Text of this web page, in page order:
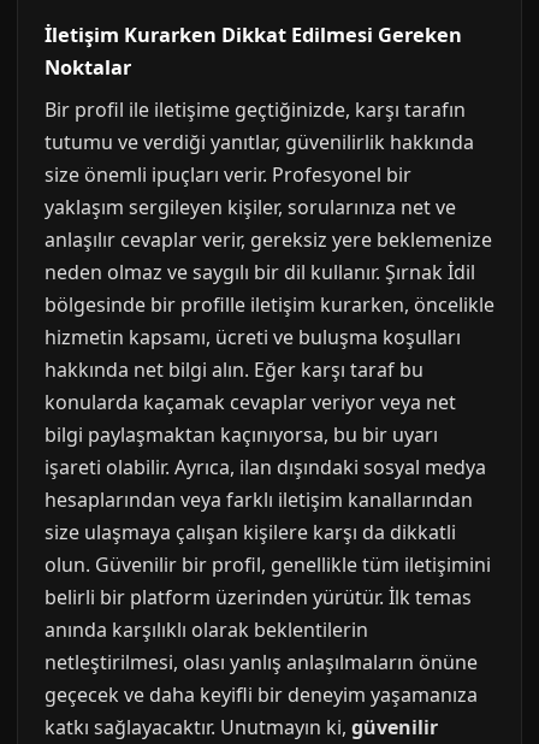
İletişim Kurarken Dikkat Edilmesi Gereken
Noktalar
Bir profil ile iletişime geçtiğinizde, karşı tarafın
tutumu ve verdiği yanıtlar, güvenilirlik hakkında
size önemli ipuçları verir. Profesyonel bir
yaklaşım sergileyen kişiler, sorularınıza net ve
anlaşılır cevaplar verir, gereksiz yere beklemenize
neden olmaz ve saygılı bir dil kullanır. Şırnak İdil
bölgesinde bir profille iletişim kurarken, öncelikle
hizmetin kapsamı, ücreti ve buluşma koşulları
hakkında net bilgi alın. Eğer karşı taraf bu
konularda kaçamak cevaplar veriyor veya net
bilgi paylaşmaktan kaçınıyorsa, bu bir uyarı
işareti olabilir. Ayrıca, ilan dışındaki sosyal medya
hesaplarından veya farklı iletişim kanallarından
size ulaşmaya çalışan kişilere karşı da dikkatli
olun. Güvenilir bir profil, genellikle tüm iletişimini
belirli bir platform üzerinden yürütür. İlk temas
anında karşılıklı olarak beklentilerin
netleştirilmesi, olası yanlış anlaşılmaların önüne
geçecek ve daha keyifli bir deneyim yaşamanıza
katkı sağlayacaktır. Unutmayın ki, güvenilir